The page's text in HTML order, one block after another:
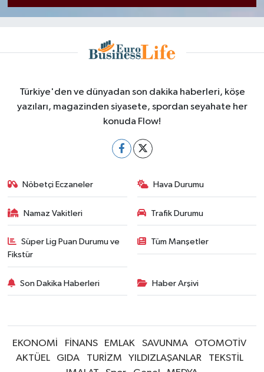
Türkiye'den ve dünyadan son dakika haberleri, köşe
yazıları, magazinden siyasete, spordan seyahate her
konuda Flow!
Nöbetçi Eczaneler Hava Durumu
Namaz Vakitleri Trafik Durumu
Süper Lig Puan Durumu ve
Fikstür
Tüm Manşetler
Son Dakika Haberleri Haber Arşivi
EKONOMİ FİNANS EMLAK SAVUNMA
OTOMOTİV
AKTÜEL
GIDA TURİZM YILDIZLAŞANLAR
TEKSTİL